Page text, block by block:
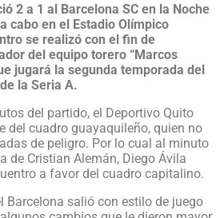
2 a 1 al Barcelona SC en la Noche
cabo en el Estadio Olímpico
se realizó con el fin de
del equipo torero “Marcos
jugará la segunda temporada del
la Seria A.
del partido, el Deportivo Quito
del cuadro guayaquileño, quien no
de peligro. Por lo cual al minuto
de Cristian Alemán, Diego Ávila
a favor del cuadro capitalino.
Barcelona salió con estilo de juego